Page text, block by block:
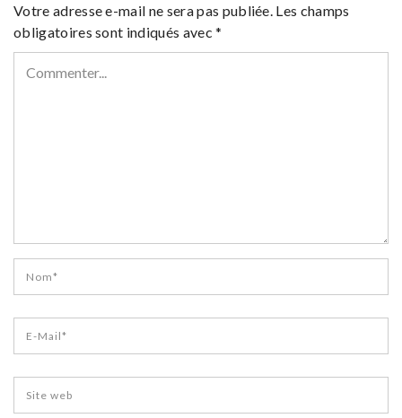
Votre adresse e-mail ne sera pas publiée. Les champs
obligatoires sont indiqués avec*